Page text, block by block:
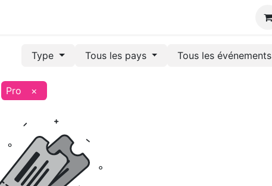
Type Tous les pays Tous les événements
Pro ×